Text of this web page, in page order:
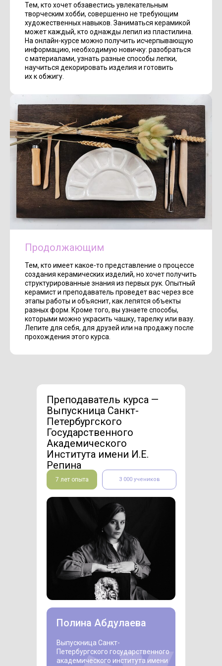
Тем, кто хочет обзавестись увлекательным
творческим хобби, совершенно не требующим
художественных навыков. Заниматься керамикой
может каждый, кто однажды лепил из пластилина.
На онлайн-курсе можно получить исчерпывающую
информацию, необходимую новичку: разобраться
с материалами, узнать разные способы лепки,
научиться декорировать изделия и готовить
их к обжигу.
Продолжающим
Тем, кто имеет какое-то представление о процессе
создания керамических изделий, но хочет получить
структурированные знания из первых рук. Опытный
керамист и преподаватель проведет вас через все
этапы работы и объяснит, как лепятся объекты
разных форм. Кроме того, вы узнаете способы,
которыми можно украсить чашку, тарелку или вазу.
Лепите для себя, для друзей или на продажу после
прохождения этого курса.
Преподаватель курса —
Выпускница Санкт-
Петербургского
Государственного
Академического
Института имени И.Е.
Репина
Выпускница Санкт-
Петербургского государственного
академического института имени
Полина Абдулаева
3 000 учеников
7 лет опыта